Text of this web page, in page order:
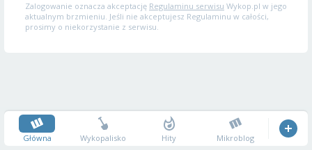
Zalogowanie oznacza akceptację Regulaminu serwisu Wykop.pl w jego
aktualnym brzmieniu. Jeśli nie akceptujesz Regulaminu w całości,
prosimy o niekorzystanie z serwisu.
Główna Wykopalisko Hity Mikroblog